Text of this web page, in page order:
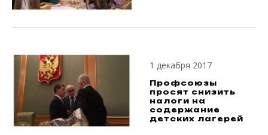
1 декабря 2017
Профсоюзы
просят снизить
налоги на
содержание
детских лагерей